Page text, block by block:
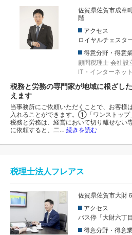
佐賀県佐賀市成章
階
アクセス
ロイヤルチェスタ
得意分野・得意
顧問税理士 会社設
IT・インターネット
税務と労務の専門家が地域に根ざし
えます
当事務所にご依頼いただくことで、お客様
入れることができます。①「ワンストップ
税務と労務は、経営において切り離せない
に依頼すると、二… 続きを読む
税理士法人フレアス
佐賀県佐賀市大財
アクセス
バス停「大財六丁
得意分野・得意